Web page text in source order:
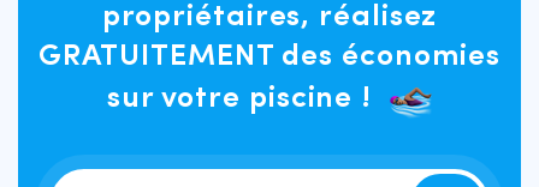
propriétaires, réalisez
GRATUITEMENT des économies
sur votre piscine !